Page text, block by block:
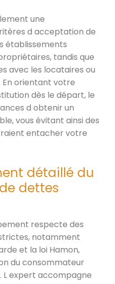
une
d acceptation de
établissements
tandis que
avec les locataires ou
En orientant votre
dès le départ, le
d obtenir un
vous évitant ainsi des
entacher votre
détaillé du
dettes
respecte des
notamment
et la loi Hamon,
du consommateur
expert accompagne